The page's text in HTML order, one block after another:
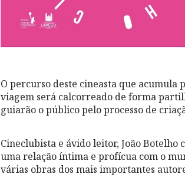
O percurso deste cineasta que
viagem será calcorreado de forma
guiarão o público pelo processo de
Cineclubista e ávido leitor, João
uma relação íntima e profícua com o
várias obras dos mais importantes